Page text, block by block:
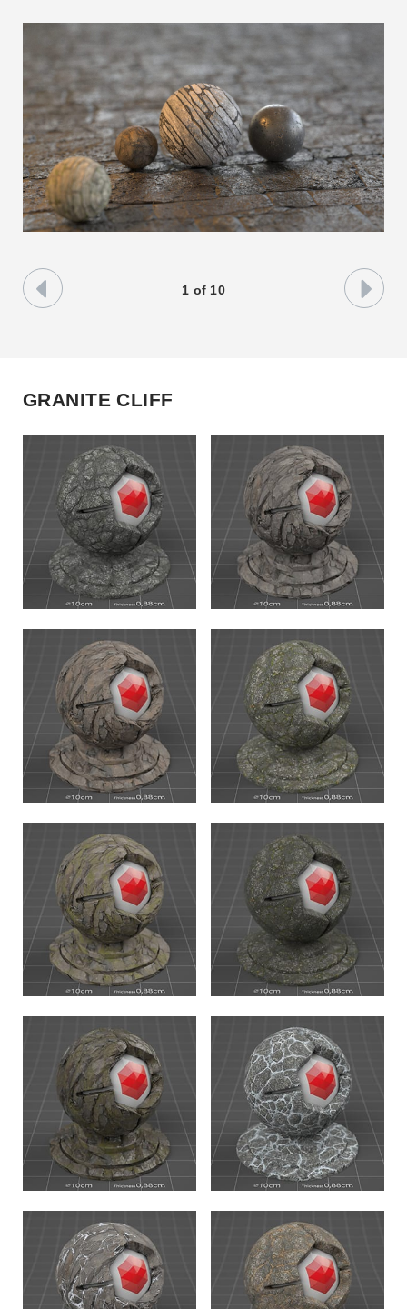
1 of10
GRANITE CLIFF